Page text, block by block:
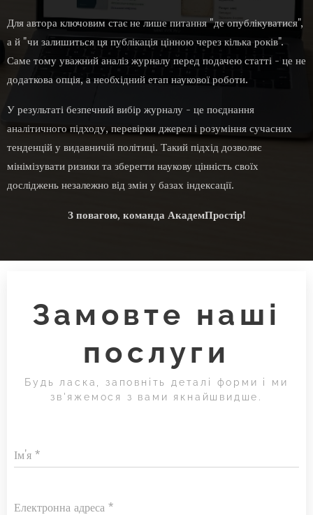
Для автора ключовим стає не лише питання "де опублікуватися",
а й "чи залишиться ця публікація цінною через кілька років".
Саме тому уважний аналіз журналу перед подачею статті - це не
додаткова опція, а необхідний етап наукової роботи.
У результаті безпечний вибір журналу - це поєднання
аналітичного підходу, перевірки джерел і розуміння сучасних
тенденцій у видавничій політиці. Такий підхід дозволяє
мінімізувати ризики та зберегти наукову цінність своїх
досліджень незалежно від змін у базах індексації.
З повагою, команда АкадемПростір!
Замовте наші
послуги
Будь ласка, заповніть деталі форми і ми
зв'яжемося з вами якнайшвидше.
Ім'я
Електронна адреса